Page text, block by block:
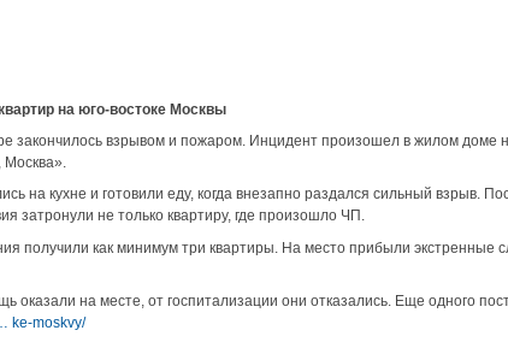
на юго-востоке Москвы
закончилось взрывом и пожаром. Инцидент произошел в жилом доме
Москва».
на кухне и готовили еду, когда внезапно раздался сильный взрыв.
затронули не только квартиру, где произошло ЧП.
получили как минимум три квартиры. На место прибыли экстренные
оказали на месте, от госпитализации они отказались. Еще одного
ke-moskvy/